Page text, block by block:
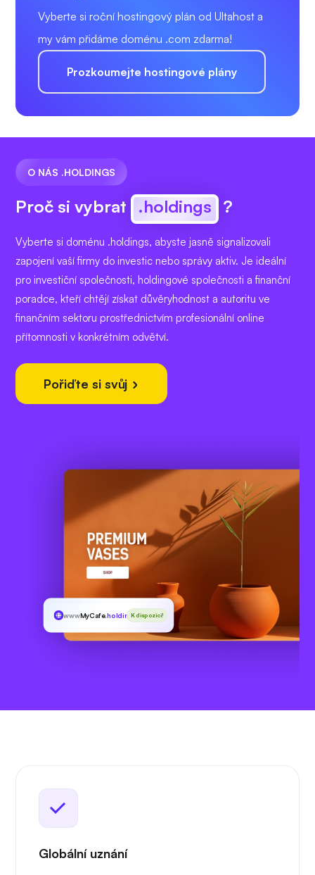
Vyberte si roční hostingový plán od Ultahost a
my vám přidáme doménu .com zdarma!
Prozkoumejte hostingové plány
O NÁS .HOLDINGS
Proč si vybrat .holdings ?
Vyberte si doménu .holdings, abyste jasně signalizovali
zapojení vaší firmy do investic nebo správy aktiv. Je ideální
pro investiční společnosti, holdingové společnosti a finanční
poradce, kteří chtějí získat důvěryhodnost a autoritu ve
finančním sektoru prostřednictvím profesionální online
přítomnosti v konkrétním odvětví.
Pořiďte si svůj
wwwMyCafe.holdingsK dispozici!
Globální uznání